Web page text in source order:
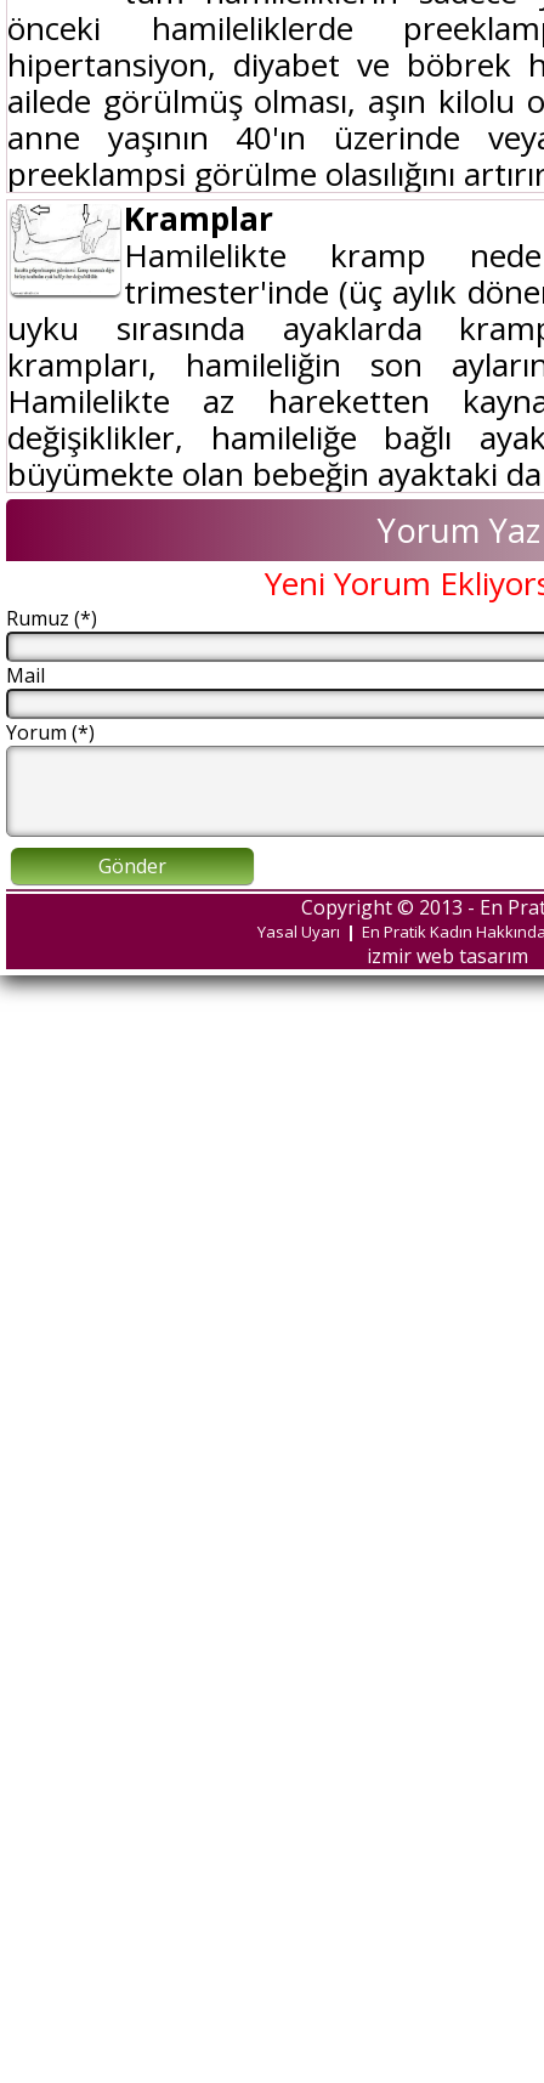
önceki hamileliklerde
hipertansiyon, diyabet ve böbrek
ailede görülmüş olması, aşın kilolu
anne yaşının 40'ın üzerinde
preeklampsi görülme olasılığını
Kramplar
Hamilelikte kramp
trimester'inde (üç aylık
uyku sırasında ayaklarda
krampları, hamileliğin son
Hamilelikte az hareketten
değişiklikler, hamileliğe bağlı
büyümekte olan bebeğin ayaktaki
Yorum Yaz
Yeni Yorum
Rumuz (*)
Mail
Yorum (*)
Gönder
Copyright © 2013 - En
Yasal Uyarı | En Pratik Kadın
izmir web tasarım